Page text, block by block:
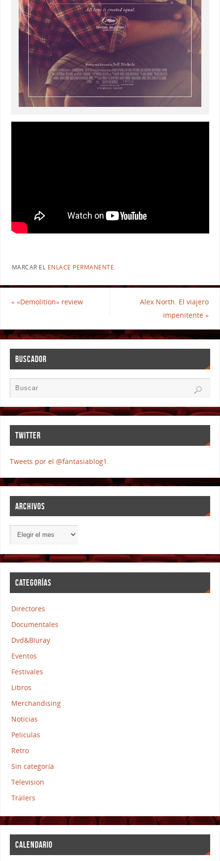
MARCAR EL ENLACE PERMANENTE.
««Demolition» review
Alex North. El viajero
impenitente»
BUSCADOR
TWITTER
Tweets por el @fantasiablog1.
ARCHIVOS
CATEGORÍAS
Directores
Documentales
Dvd&Bluray
Eventos
Festivales
Libros
Merchandising
Noticias
Peliculas
Retro
Sin categoría
Television
Tráilers
CALENDARIO